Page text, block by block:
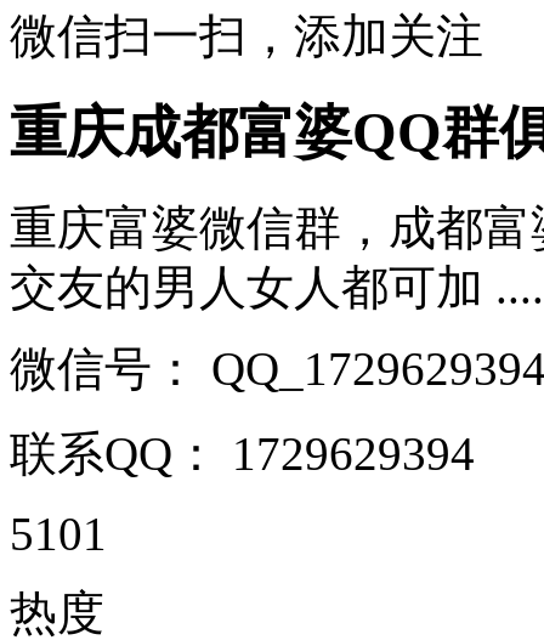
微信扫一扫，添加关注
重庆成都富婆QQ群
重庆富婆微信群，成都
交友的男人女人都可加
微信号：
联系QQ： 1729629394
5101
热度